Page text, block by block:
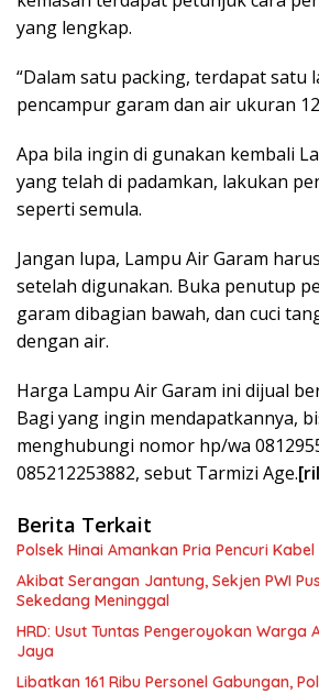
yang lengkap.
“Dalam satu packing, terdapat satu
pencampur garam dan air ukuran
Apa bila ingin di gunakan kembali
yang telah di padamkan, lakukan
seperti semula.
Jangan lupa, Lampu Air Garam
setelah digunakan. Buka penutup
garam dibagian bawah, dan cuci
dengan air.
Harga Lampu Air Garam ini dijual
Bagi yang ingin mendapatkannya,
menghubungi nomor hp/wa
085212253882, sebut Tarmizi Age.
Berita Terkait
Polsek Hinai Amankan Pria Pencuri
Akibat Serangan Jantung, Sekjen PWI
Sekedang Meninggal
HRD: Usut Tuntas Pengeroyokan Warga
Jaya
Libatkan 161 Ribu Personel Gabungan,